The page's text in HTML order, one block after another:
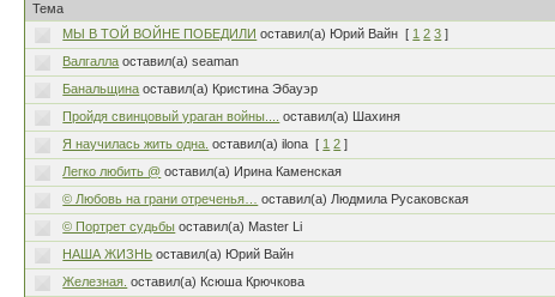
Тема
МЫ В ТОЙ ВОЙНЕ ПОБЕДИЛИ оставил(а) Юрий Вайн [ 1 2 3 ]
Валгалла оставил(а) seaman
Банальщина оставил(а) Кристина Эбауэр
Пройдя свинцовый ураган войны....
оставил(а) Шахиня
Я научилась жить одна. оставил(а) ilona [ 1 2 ]
Легко любить @ оставил(а) Ирина Каменская
© Любовь на грани отреченья…
оставил(а) Людмила Русаковская
© Портрет судьбы оставил(а) Master Li
НАША ЖИЗНЬ оставил(а) Юрий Вайн
Железная. оставил(а) Ксюша Крючкова